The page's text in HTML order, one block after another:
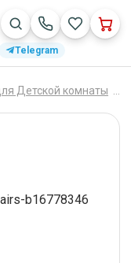
Telegram
Детской комнаты